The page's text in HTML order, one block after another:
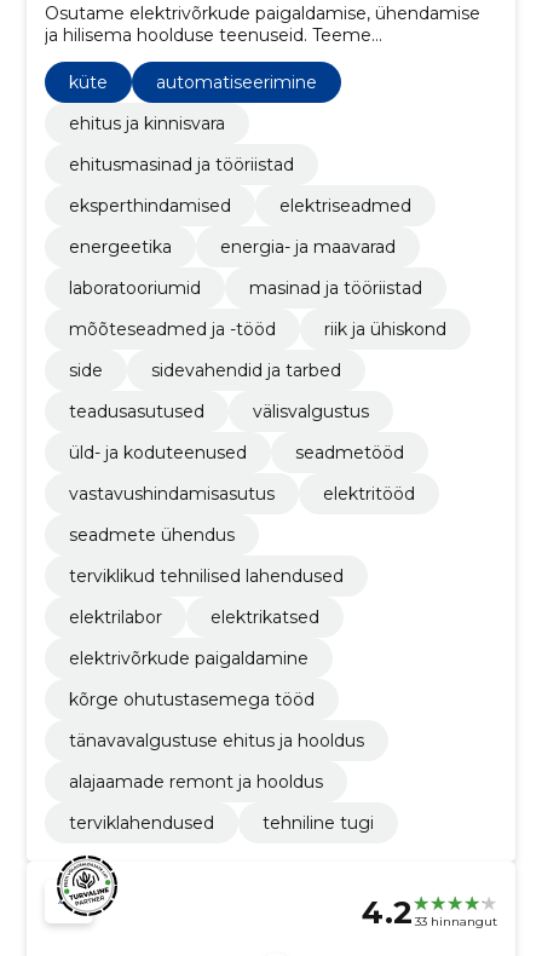
Osutame elektrivõrkude paigaldamise, ühendamise
ja hilisema hoolduse teenuseid. Teeme
elektriseadmete, alajaamade, jaotuskilpide jms
ühendamise. millele järgneb elektritööde lubade
kinnitamine.
küte
automatiseerimine
ehitus ja kinnisvara
ehitusmasinad ja tööriistad
eksperthindamised
elektriseadmed
energeetika
energia- ja maavarad
laboratooriumid
masinad ja tööriistad
mõõteseadmed ja -tööd
riik ja ühiskond
side
sidevahendid ja tarbed
teadusasutused
välisvalgustus
üld- ja koduteenused
seadmetööd
vastavushindamisasutus
elektritööd
seadmete ühendus
terviklikud tehnilised lahendused
elektrilabor
elektrikatsed
elektrivõrkude paigaldamine
kõrge ohutustasemega tööd
tänavavalgustuse ehitus ja hooldus
alajaamade remont ja hooldus
terviklahendused
tehniline tugi
4.2 33 hinnangut